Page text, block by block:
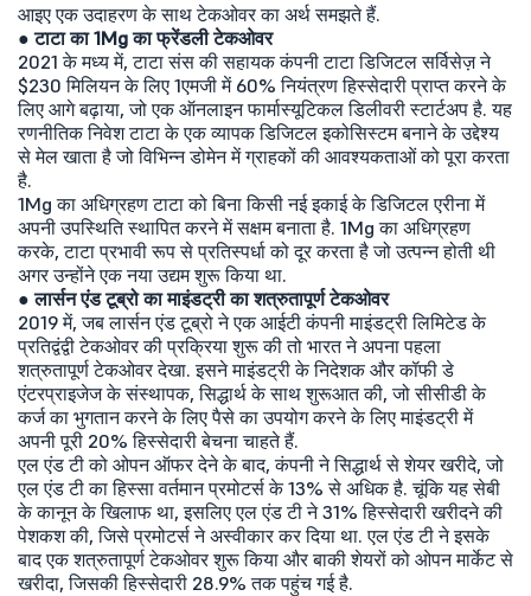
आइए एक उदाहरण के साथ टेकओवर का अर्थ समझते हैं.
●टाटा का 1Mg का फ्रेंडली टेकओवर
2021 के मध्य में, टाटा संस की सहायक कंपनी टाटा डिजिटल सर्विसेज़ ने
$230 मिलियन के लिए 1एमजी में 60% नियंत्रण हिस्सेदारी प्राप्त करने के
लिए आगे बढ़ाया, जो एक ऑनलाइन फार्मास्यूटिकल डिलीवरी स्टार्टअप है. यह
रणनीतिक निवेश टाटा के एक व्यापक डिजिटल इकोसिस्टम बनाने के उद्देश्य
से मेल खाता है जो विभिन्न डोमेन में ग्राहकों की आवश्यकताओं को पूरा करता
है.
1Mg का अधिग्रहण टाटा को बिना किसी नई इकाई के डिजिटल एरीना में
अपनी उपस्थिति स्थापित करने में सक्षम बनाता है. 1Mg का अधिग्रहण
करके, टाटा प्रभावी रूप से प्रतिस्पर्धा को दूर करता है जो उत्पन्न होती थी
अगर उन्होंने एक नया उद्यम शुरू किया था.
●लार्सन एंड टूब्रो का माइंडट्री का शत्रुतापूर्ण टेकओवर
2019 में, जब लार्सन एंड टूब्रो ने एक आईटी कंपनी माइंडट्री लिमिटेड के
प्रतिद्वंद्वी टेकओवर की प्रक्रिया शुरू की तो भारत ने अपना पहला
शत्रुतापूर्ण टेकओवर देखा. इसने माइंडट्री के निदेशक और कॉफी डे
एंटरप्राइजेज के संस्थापक, सिद्धार्थ के साथ शुरूआत की, जो सीसीडी के
कर्ज का भुगतान करने के लिए पैसे का उपयोग करने के लिए माइंडट्री में
अपनी पूरी 20% हिस्सेदारी बेचना चाहते हैं.
एल एंड टी को ओपन ऑफर देने के बाद, कंपनी ने सिद्धार्थ से शेयर खरीदे, जो
एल एंड टी का हिस्सा वर्तमान प्रमोटर्स के 13% से अधिक है. चूंकि यह सेबी
के कानून के खिलाफ था, इसलिए एल एंड टी ने 31% हिस्सेदारी खरीदने की
पेशकश की, जिसे प्रमोटर्स ने अस्वीकार कर दिया था. एल एंड टी ने इसके
बाद एक शत्रुतापूर्ण टेकओवर शुरू किया और बाकी शेयरों को ओपन मार्केट से
खरीदा, जिसकी हिस्सेदारी 28.9% तक पहुंच गई है.